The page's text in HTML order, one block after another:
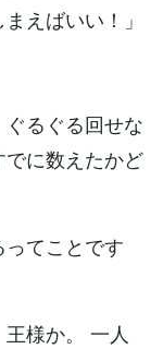
まえばいい！」
ぐるぐる回せな
でに数えたかど
ってことです
王様か。 一人